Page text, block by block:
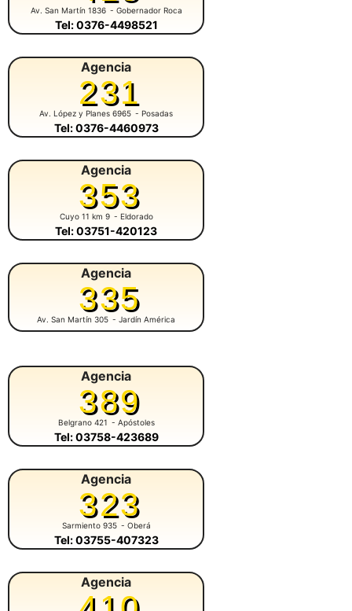
Av. San Martín 1836 - Gobernador Roca
Tel: 0376-4498521
Agencia
231
Av. López y Planes 6965 - Posadas
Tel: 0376-4460973
Agencia
353
Cuyo 11 km 9 - Eldorado
Tel: 03751-420123
Agencia
335
Av. San Martín 305 - Jardín América
Agencia
389
Belgrano 421 - Apóstoles
Tel: 03758-423689
Agencia
323
Sarmiento 935 - Oberá
Tel: 03755-407323
Agencia